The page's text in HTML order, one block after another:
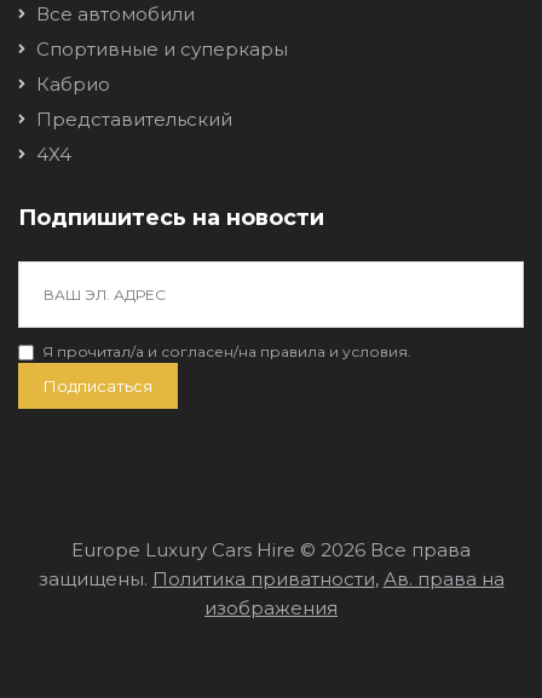
Все автомобили
Спортивные и суперкары
Кабрио
Представительский
4X4
Подпишитесь на новости
Я прочитал/a и согласен/на правила и условия
Подписаться
Europe Luxury Cars Hire © 2026 Все права
защищены. Политика приватности, Ав. права на
изображения